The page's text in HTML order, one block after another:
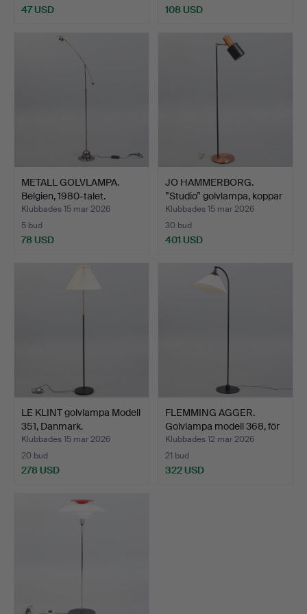
47 USD 108 USD
METALL GOLVLAMPA.
Belgien, 1980-talet.
Klubbades 15 mar 2026
5 bud
78 USD
JO HAMMERBORG.
”Studio” golvlampa, koppar
…
Klubbades 15 mar 2026
30 bud
401 USD
LE KLINT golvlampa Modell
351, Danmark.
Klubbades 15 mar 2026
20 bud
278 USD
FLEMMING AGGER.
Golvlampa modell 368, för
…
Klubbades 12 mar 2026
21 bud
322 USD